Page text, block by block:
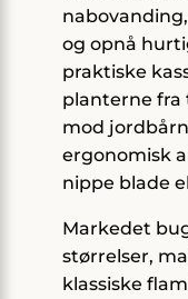
og opnå
praktiske
planterne fra
mod
ergonomisk
nippe blade
Markedet
størrelser,
klassiske